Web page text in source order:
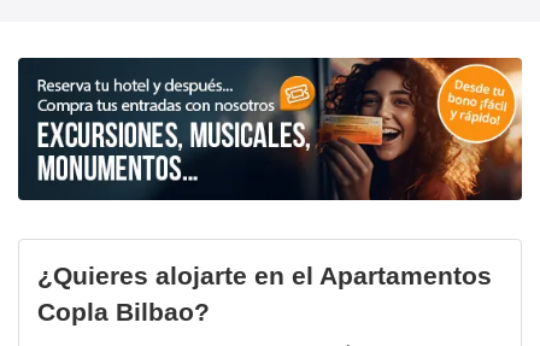
¿Quieres alojarte en el Apartamentos
Copla Bilbao?